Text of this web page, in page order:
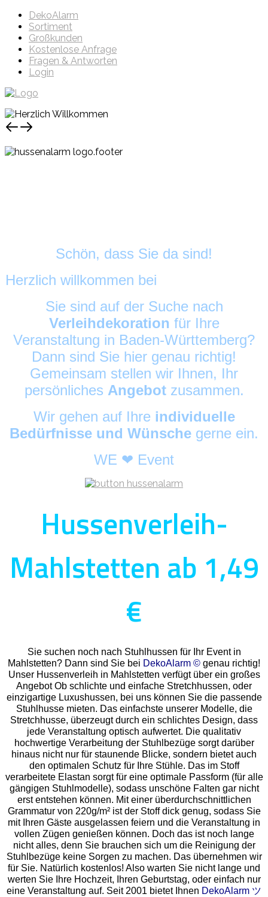
DekoAlarm
Sortiment
Großkunden
Kostenlose Anfrage
Fragen & Antworten
Login
Schön, dass Sie da sind!
Herzlich willkommen bei
Sie sind auf der Suche nach
Verleihdekoration für Ihre
Veranstaltung in Baden-Württemberg?
Dann sind Sie hier genau richtig!
Gemeinsam stellen wir Ihnen, Ihr
persönliches Angebot zusammen.
Wir gehen auf Ihre individuelle
Bedürfnisse und Wünsche gerne ein.
WE ❤ Event
Hussenverleih-
Mahlstetten ab 1,49
€
Sie suchen noch nach Stuhlhussen für Ihr Event in
Mahlstetten? Dann sind Sie bei DekoAlarm © genau richtig!
Unser Hussenverleih in Mahlstetten verfügt über ein großes
Angebot Ob schlichte und einfache Stretchhussen, oder
einzigartige Luxushussen, bei uns können Sie die passende
Stuhlhusse mieten. Das einfachste unserer Modelle, die
Stretchhusse, überzeugt durch ein schlichtes Design, dass
jede Veranstaltung optisch aufwertet. Die qualitativ
hochwertige Verarbeitung der Stuhlbezüge sorgt darüber
hinaus nicht nur für staunende Blicke, sondern bietet auch
den optimalen Schutz für Ihre Stühle. Das im Stoff
verarbeitete Elastan sorgt für eine optimale Passform (für alle
gängigen Stuhlmodelle), sodass unschöne Falten gar nicht
erst entstehen können. Mit einer überdurchschnittlichen
Grammatur von 220g/m² ist der Stoff dick genug, sodass Sie
mit Ihren Gäste ausgelassen feiern und die Veranstaltung in
vollen Zügen genießen können. Doch das ist noch lange
nicht alles, denn Sie brauchen sich um die Reinigung der
Stuhlbezüge keine Sorgen zu machen. Das übernehmen wir
für Sie. Natürlich kostenlos! Also warten Sie nicht lange und
werten Sie Ihre Hochzeit, Ihren Geburtstag, oder einfach nur
eine Veranstaltung auf. Seit 2001 bietet Ihnen DekoAlarm ツ